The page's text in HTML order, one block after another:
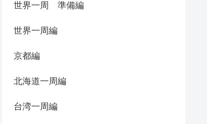
世界一周 準備編
世界一周編
京都編
北海道一周編
台湾一周編